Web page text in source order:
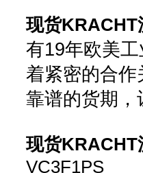
现货KRACHT
有19年欧美
着紧密的合
靠谱的货期
现货KRACHT
VC3F1PS